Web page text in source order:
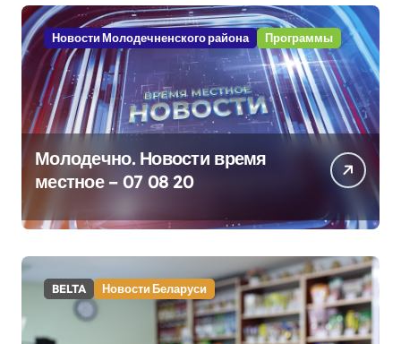
Новости Молодечненского района Программы
Молодечно. Новости время
местное – 07 08 20
BELTA Новости Беларуси